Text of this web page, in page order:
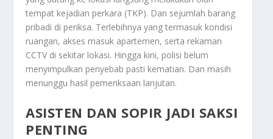
tempat kejadian perkara (TKP). Dan sejumlah barang
pribadi di periksa. Terlebihnya yang termasuk kondisi
ruangan, akses masuk apartemen, serta rekaman
CCTV di sekitar lokasi. Hingga kini, polisi belum
menyimpulkan penyebab pasti kematian. Dan masih
menunggu hasil pemeriksaan lanjutan.
ASISTEN DAN SOPIR JADI SAKSI
PENTING